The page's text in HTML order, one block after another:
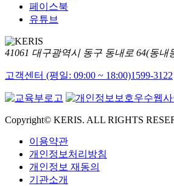
페이스북
유튜브
41061 대구광역시 동구 동내로 64(동내
고객센터 (평일: 09:00 ~ 18:00)1599-3122
Copyright© KERIS. ALL RIGHTS
이용약관
개인정보처리방침
개인정보 재동의
기관소개